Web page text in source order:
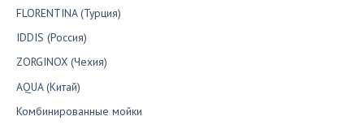
FLORENTINA (Турция)
IDDIS (Россия)
ZORGINOX (Чехия)
AQUA (Китай)
Комбинированные мойки